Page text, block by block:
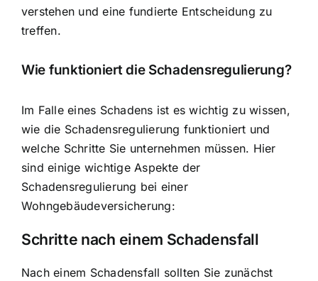
verstehen und eine fundierte Entscheidung zu
treffen.
Wie funktioniert die Schadensregulierung?
Im Falle eines Schadens ist es wichtig zu wissen,
wie die Schadensregulierung funktioniert und
welche Schritte Sie unternehmen müssen. Hier
sind einige wichtige Aspekte der
Schadensregulierung bei einer
Wohngebäudeversicherung:
Schritte nach einem Schadensfall
Nach einem Schadensfall sollten Sie zunächst